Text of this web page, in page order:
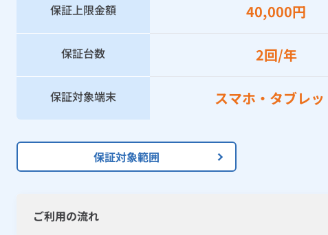
保証上限金額 40,000円
保証台数 2回/年
保証対象端末 スマホ・タブレッ
保証対象範囲
ご利用の流れ